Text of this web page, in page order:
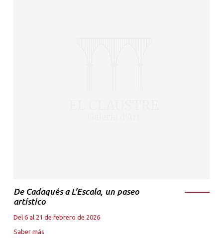
De Cadaqués a L'Escala, un paseo
artístico
Del 6 al 21 de febrero de 2026
Saber más